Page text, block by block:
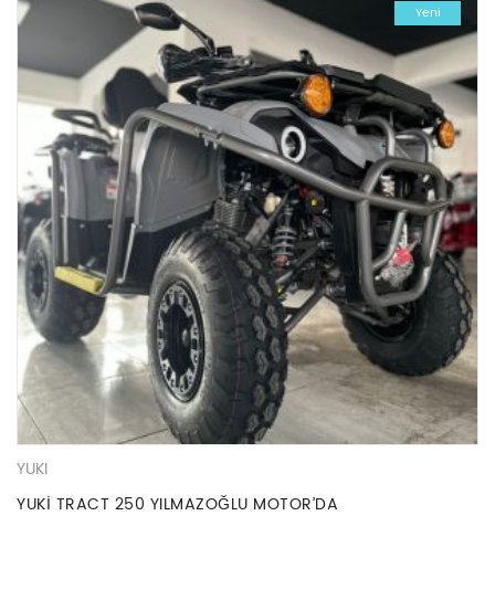
Yeni
YUKI
YUKİ TRACT 250 YILMAZOĞLU MOTOR’DA